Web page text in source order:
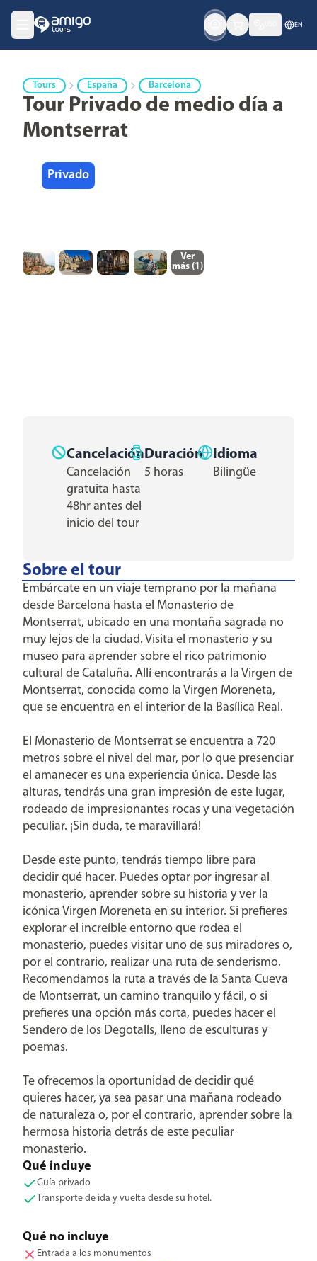
EN
Tours España Barcelona
Tour Privado de medio día a
Montserrat
Privado
Ver
más (1)
Cancelación
Cancelación
gratuita hasta
48hr antes del
inicio del tour
Duración
5 horas
Idioma
Bilingüe
Sobre el tour
Embárcate en un viaje temprano por la mañana
desde Barcelona hasta el Monasterio de
Montserrat, ubicado en una montaña sagrada no
muy lejos de la ciudad. Visita el monasterio y su
museo para aprender sobre el rico patrimonio
cultural de Cataluña. Allí encontrarás a la Virgen de
Montserrat, conocida como la Virgen Moreneta,
que se encuentra en el interior de la Basílica Real.
El Monasterio de Montserrat se encuentra a 720
metros sobre el nivel del mar, por lo que presenciar
el amanecer es una experiencia única. Desde las
alturas, tendrás una gran impresión de este lugar,
rodeado de impresionantes rocas y una vegetación
peculiar. ¡Sin duda, te maravillará!
Desde este punto, tendrás tiempo libre para
decidir qué hacer. Puedes optar por ingresar al
monasterio, aprender sobre su historia y ver la
icónica Virgen Moreneta en su interior. Si prefieres
explorar el increíble entorno que rodea el
monasterio, puedes visitar uno de sus miradores o,
por el contrario, realizar una ruta de senderismo.
Recomendamos la ruta a través de la Santa Cueva
de Montserrat, un camino tranquilo y fácil, o si
prefieres una opción más corta, puedes hacer el
Sendero de los Degotalls, lleno de esculturas y
poemas.
Te ofrecemos la oportunidad de decidir qué
quieres hacer, ya sea pasar una mañana rodeado
de naturaleza o, por el contrario, aprender sobre la
hermosa historia detrás de este peculiar
monasterio.
Qué incluye
Guía privado
Transporte de ida y vuelta desde su hotel.
Qué no incluye
Entrada a los monumentos